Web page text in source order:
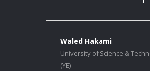
Waled Hakami
University of Science &
(YE)